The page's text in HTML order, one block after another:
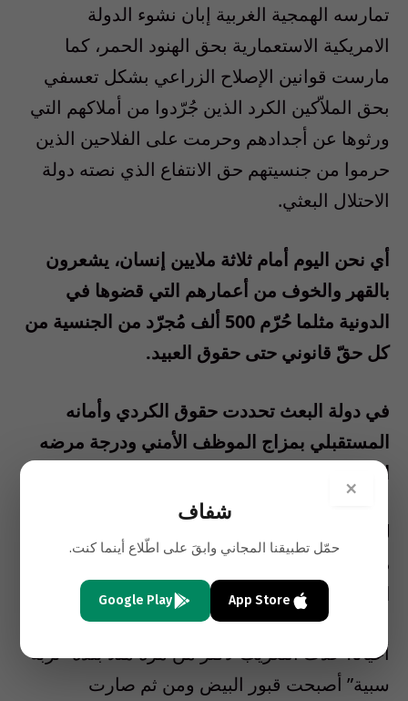
تمارسه الهمجية الغربية إبان نشوء الدولة
الامريكية الاستعمارية بحق الهنود الحمر، كما
مارست قوانين الإصلاح الزراعي بشكل تعسفي
بحق الملاّكين الكرد الذين جُرّدوا من أملاكهم التي
ورثوها عن أجدادهم وحرمت على الفلاحين الذين
حرموا من جنسيتهم حق الانتفاع الذي نصته دولة
الاحتلال البعثي.
أي نحن اليوم أمام ثلاثة ملايين إنسان، يشعرون
بالقهر والخوف من أعمارهم التي قضوها في
الدونية مثلما حُرّم 500 ألف مُجرّد من الجنسية من
كل حقّ قانوني حتى حقوق العبيد.
في دولة البعث تحددت حقوق الكردي وأمانه
المستقبلي بمزاج الموظف الأمني ودرجة مرضه
النفسي وشهوته للرشوة
لقد عَرَّبت سياسات قهرية استبدادية أسماء أكثر
من ثلاث آلاف قرية وبلدة وموقع أثري في
المناطق الكردية.
أحيانا، حدث التعريب لأكثر من مرة مثلا بلدة “تربة
سبية” أصبحت قبور البيض ومن ثم صارت
×
شفاف
حمّل تطبيقنا المجاني وابقَ على اطّلاع أينما كنت.
App Store
Google Play